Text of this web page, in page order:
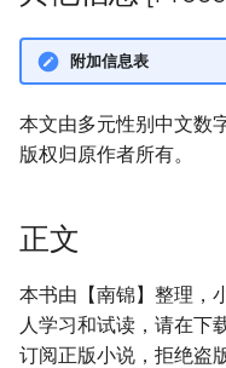
附加信息表
本文由多元性别中文数
版权归原作者所有。
正文
本书由【南锦】整理，
人学习和试读，请在下
订阅正版小说，拒绝盗